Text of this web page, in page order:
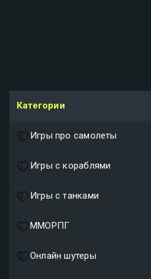
Категории
Игры про самолеты
Игры с кораблями
Игры с танками
ММОРПГ
Онлайн шутеры